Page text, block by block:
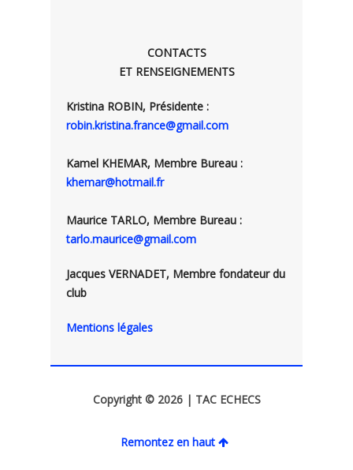
CONTACTS
ET RENSEIGNEMENTS
Kristina ROBIN, Présidente :
robin.kristina.france@gmail.com
Kamel KHEMAR, Membre Bureau :
khemar@hotmail.fr
Maurice TARLO, Membre Bureau :
tarlo.maurice@gmail.com
Jacques VERNADET, Membre fondateur du
club
Mentions légales
Copyright © 2026 | TAC ECHECS
Remontez en haut